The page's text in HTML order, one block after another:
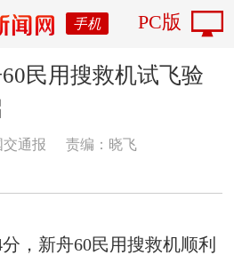
手机 PC版
民用搜救机试飞验
通报
责编：晓飞
，新舟60民用搜救机顺利